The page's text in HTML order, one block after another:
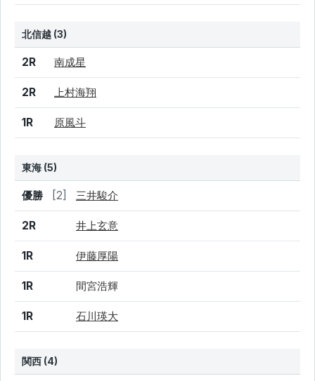
北信越 (3)
結果 シード
2R 南成星
2R 上村海翔
1R 原風斗
東海 (5)
結果 シード 選手名
優勝 [2] 三井駿介
2R 井上玄意
1R 伊藤厚陽
1R 間宮浩輝
1R 石川瑛大
関西 (4)